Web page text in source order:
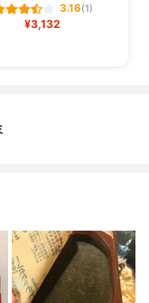
3.16(1)
¥3,132